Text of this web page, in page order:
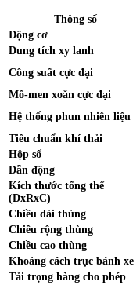
Thông số
Động cơ
Dung tích xy lanh
Công suất cực đại
Mô-men xoắn cực đại
Hệ thống phun nhiên liệu
Tiêu chuẩn khí thải
Hộp số
Dẫn động
Kích thước tổng thể
(DxRxC)
Chiều dài thùng
Chiều rộng thùng
Chiều cao thùng
Khoảng cách trục bánh xe
Tải trọng hàng cho phép